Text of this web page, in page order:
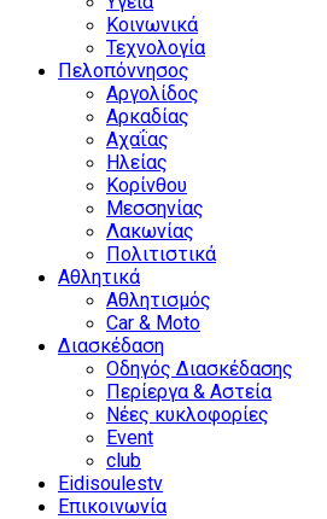
Κοινωνικά
Τεχνολογία
Πελοπόννησος
Αργολίδος
Αρκαδίας
Αχαΐας
Ηλείας
Κορίνθου
Μεσσηνίας
Λακωνίας
Πολιτιστικά
Αθλητικά
Αθλητισμός
Car & Moto
Διασκέδαση
Οδηγός Διασκέδασης
Περίεργα & Αστεία
Νέες κυκλοφορίες
Event
club
Eidisoulestv
Επικοινωνία